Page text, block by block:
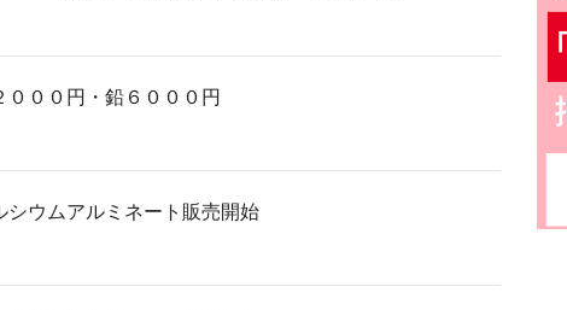
００円・鉛６０００円
ウムアルミネート販売開始